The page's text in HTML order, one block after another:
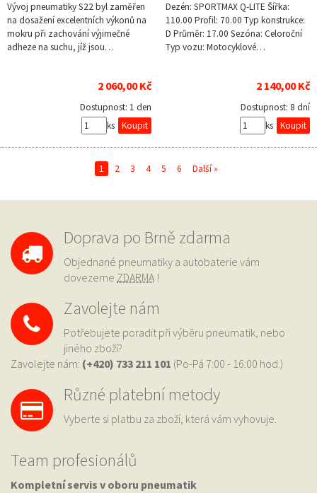
Vývoj pneumatiky S22 byl zaměřen
na dosažení excelentních výkonů na
mokru při zachování výjimečné
adheze na suchu, jíž jsou…
2 060,00 Kč
Dostupnost: 1 den
ks
Dezén: SPORTMAX Q-LITE Šířka:
110.00 Profil: 70.00 Typ konstrukce:
D Průměr: 17.00 Sezóna: Celoroční
Typ vozu: Motocyklové…
2 140,00 Kč
Dostupnost: 8 dní
ks
1 2 3 4 5 6 Další »
Doprava po Brně zdarma
Objednané pneumatiky a autobaterie vám
dovezeme ZDARMA !
Zavolejte nám
Potřebujete poradit při výběru pneumatik, nebo
jiného zboží?
Zavolejte nám: (+420) 733 211 101 (Po-Pá 7:00 - 16:00 hod.)
Různé platební metody
Vyberte si platbu za zboží, která vám vyhovuje.
Team profesionálů
Kompletní servis v oboru pneumatik